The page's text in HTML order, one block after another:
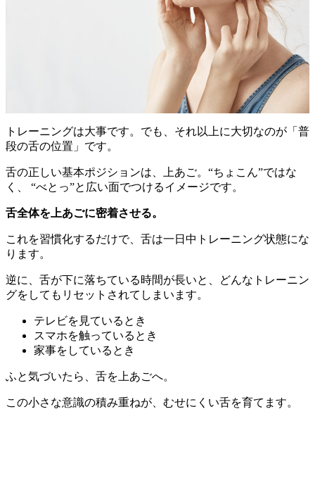
トレーニングは大事です。でも、それ以上に大切なのが「普
段の舌の位置」です。
舌の正しい基本ポジションは、上あご。“ちょこん”ではな
く、 “べとっ”と広い面でつけるイメージです。
舌全体を上あごに密着させる。
これを習慣化するだけで、舌は一日中トレーニング状態にな
ります。
逆に、舌が下に落ちている時間が長いと、どんなトレーニン
グをしてもリセットされてしまいます。
テレビを見ているとき
スマホを触っているとき
家事をしているとき
ふと気づいたら、舌を上あごへ。
この小さな意識の積み重ねが、むせにくい舌を育てます。